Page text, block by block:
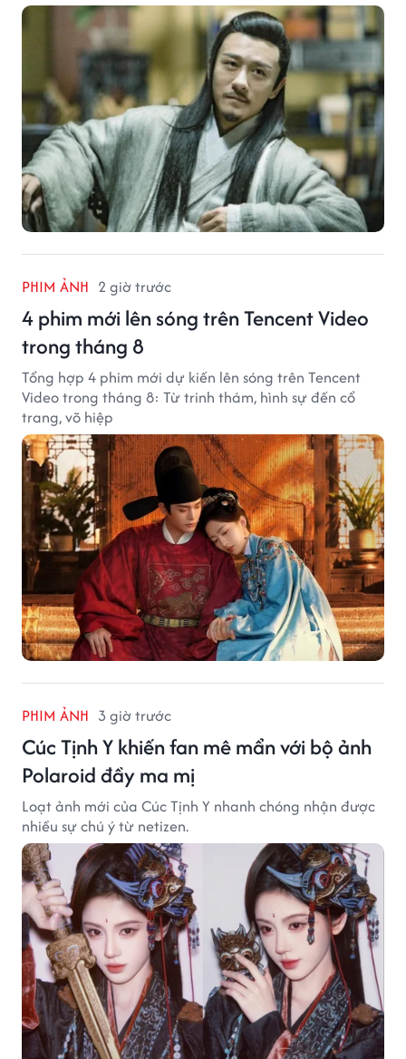
PHIM ẢNH 2 giờ trước
4 phim mới lên sóng trên Tencent Video
trong tháng 8
Tổng hợp 4 phim mới dự kiến lên sóng trên Tencent
Video trong tháng 8: Từ trinh thám, hình sự đến cổ
trang, võ hiệp
PHIM ẢNH 3 giờ trước
Cúc Tịnh Y khiến fan mê mẩn với bộ ảnh
Polaroid đầy ma mị
Loạt ảnh mới của Cúc Tịnh Y nhanh chóng nhận được
nhiều sự chú ý từ netizen.